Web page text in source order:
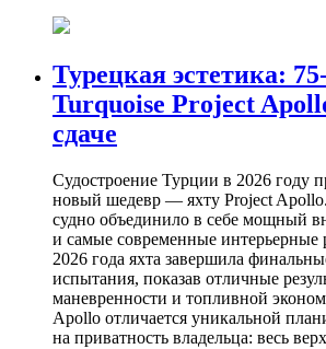
Турецкая эстетика:
Turquoise Project
сдаче
Судостроение Турции в 2026 году
новый шедевр — яхту Project
судно объединило в себе мощный
и самые современные интерьерные
2026 года яхта завершила
испытания, показав отличные
маневренности и топливной
Apollo отличается уникальной
на приватность владельца: весь